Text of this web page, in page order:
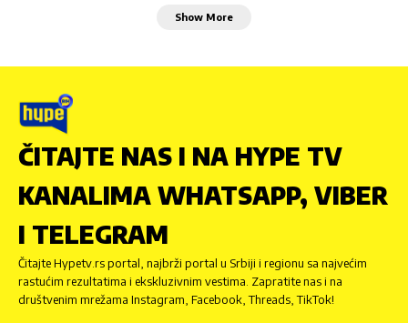
Show More
ČITAJTE NAS I NA HYPE TV
KANALIMA WHATSAPP, VIBER
I TELEGRAM
Čitajte Hypetv.rs portal, najbrži portal u Srbiji i regionu sa najvećim
rastućim rezultatima i ekskluzivnim vestima. Zapratite nas i na
društvenim mrežama Instagram, Facebook, Threads, TikTok!